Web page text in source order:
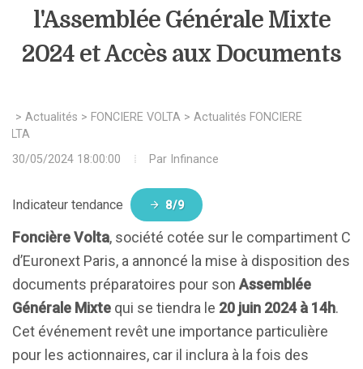
l'Assemblée Générale Mixte
2024 et Accès aux Documents
> Actualités > FONCIERE VOLTA > Actualités FONCIERE
30/05/2024 18:00:00
Par Infinance
Indicateur tendance 8/9
Foncière Volta, société cotée sur le compartiment C
d’Euronext Paris, a annoncé la mise à disposition des
documents préparatoires pour son Assemblée
Générale Mixte qui se tiendra le 20 juin 2024 à 14h.
Cet événement revêt une importance particulière
pour les actionnaires, car il inclura à la fois des